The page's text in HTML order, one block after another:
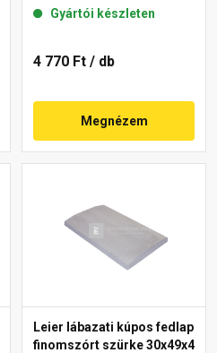
Gyártói készleten
4 770 Ft / db
Megnézem
Leier lábazati kúpos fedlap
finomszórt szürke 30x49x4